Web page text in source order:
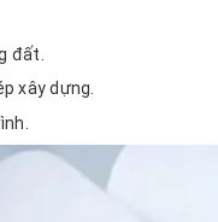
đất.
xây dựng.